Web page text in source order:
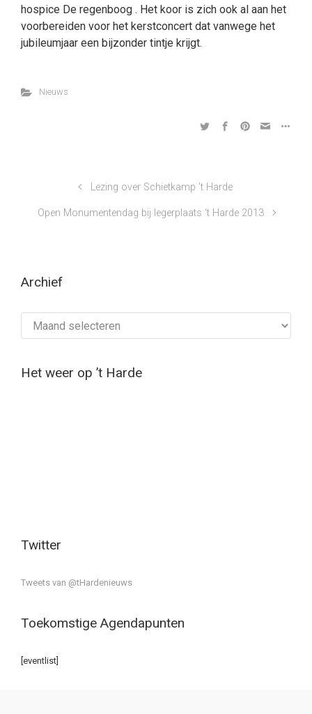
hospice De regenboog . Het koor is zich ook al aan het
voorbereiden voor het kerstconcert dat vanwege het
jubileumjaar een bijzonder tintje krijgt.
Nieuws
Lezing over Schietkamp ’t Harde
Open Monumentendag bij legerplaats ‘t Harde 2013
Archief
Het weer op ’t Harde
Twitter
Tweets van @tHardenieuws
Toekomstige Agendapunten
[eventlist]